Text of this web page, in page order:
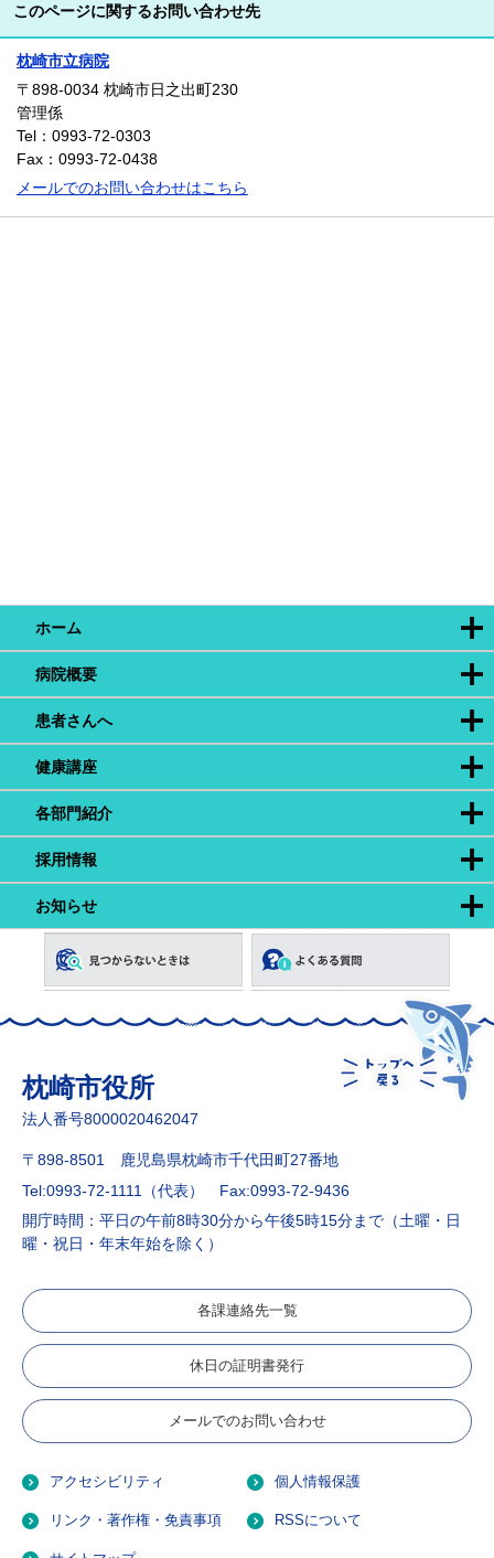
ホーム
病院概要
患者さんへ
健康講座
各部門紹介
採用情報
お知らせ
このページに関するお問い合わせ先
枕崎市立病院
〒898-0034 枕崎市日之出町230
管理係
Tel：0993-72-0303
Fax：0993-72-0438
メールでのお問い合わせはこちら
枕崎市役所
法人番号8000020462047
〒898-8501 鹿児島県枕崎市千代田町27番地
Tel:0993-72-1111（代表）
Fax:0993-72-9436
開庁時間：平日の午前8時30分から午後5時15分まで（土曜・日
曜・祝日・年末年始を除く）
各課連絡先一覧
休日の証明書発行
メールでのお問い合わせ
アクセシビリティ 個人情報保護
リンク・著作権・免責事項 RSSについて